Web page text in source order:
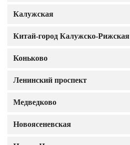
Калужская
Китай-город Калужско-Рижская
Коньково
Ленинский проспект
Медведково
Новоясеневская